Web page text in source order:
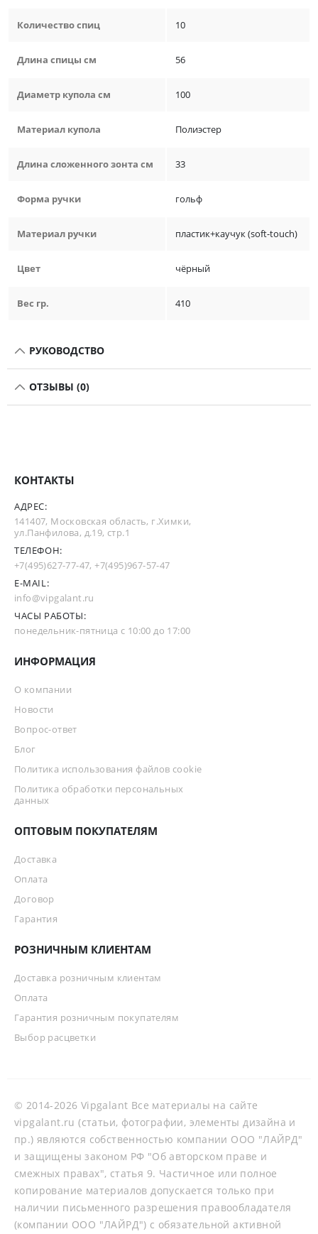
Количество спиц 10
Длина спицы см 56
Диаметр купола см 100
Материал купола Полиэстер
Длина сложенного зонта см 33
Форма ручки гольф
Материал ручки пластик+каучук (soft-touch)
Цвет чёрный
Вес гр. 410
РУКОВОДСТВО
ОТЗЫВЫ (0)
КОНТАКТЫ
АДРЕС:
141407, Московская область, г.Химки,
ул.Панфилова, д.19, стр.1
ТЕЛЕФОН:
+7(495)627-77-47,+7(495)967-57-47
E-MAIL:
info@vipgalant.ru
ЧАСЫ РАБОТЫ:
понедельник-пятница с 10:00 до 17:00
ИНФОРМАЦИЯ
О компании
Новости
Вопрос-ответ
Блог
Политика использования файлов cookie
Политика обработки персональных
данных
ОПТОВЫМ ПОКУПАТЕЛЯМ
Доставка
Оплата
Договор
Гарантия
РОЗНИЧНЫМ КЛИЕНТАМ
Доставка розничным клиентам
Оплата
Гарантия розничным покупателям
Выбор расцветки
© 2014-2026 Vipgalant Все материалы на сайте
vipgalant.ru (статьи, фотографии, элементы дизайна и
пр.) являются собственностью компании ООО "ЛАЙРД"
и защищены законом РФ "Об авторском праве и
смежных правах", статья 9. Частичное или полное
копирование материалов допускается только при
наличии письменного разрешения правообладателя
(компании ООО "ЛАЙРД") с обязательной активной